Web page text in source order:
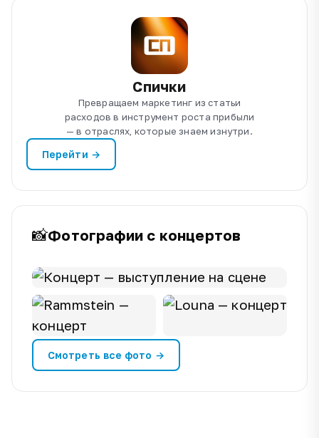
Спички
Превращаем маркетинг из статьи
расходов в инструмент роста прибыли
— в отраслях, которые знаем изнутри.
Перейти →
📸Фотографии с концертов
Смотреть все фото →